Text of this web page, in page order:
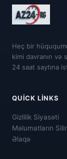
Heç bir
kimi davranın və
24 saat saytına
QUICK LINKS
Gizlilik Siyasəti
Məlumatların
Əlaqə